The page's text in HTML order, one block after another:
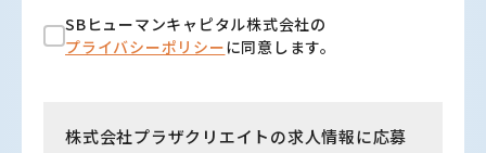
SBヒューマンキャピタル株式会社の
プライバシーポリシーに同意します。
株式会社プラザクリエイトの求人情報に応募